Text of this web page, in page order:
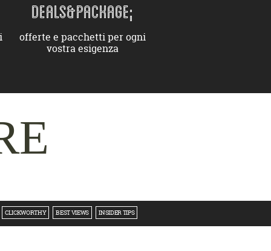
DEALS&PACKAGE;
offerte e pacchetti per ogni
vostra esigenza
CLICKWORTHY BEST VIEWS INSIDER TIPS